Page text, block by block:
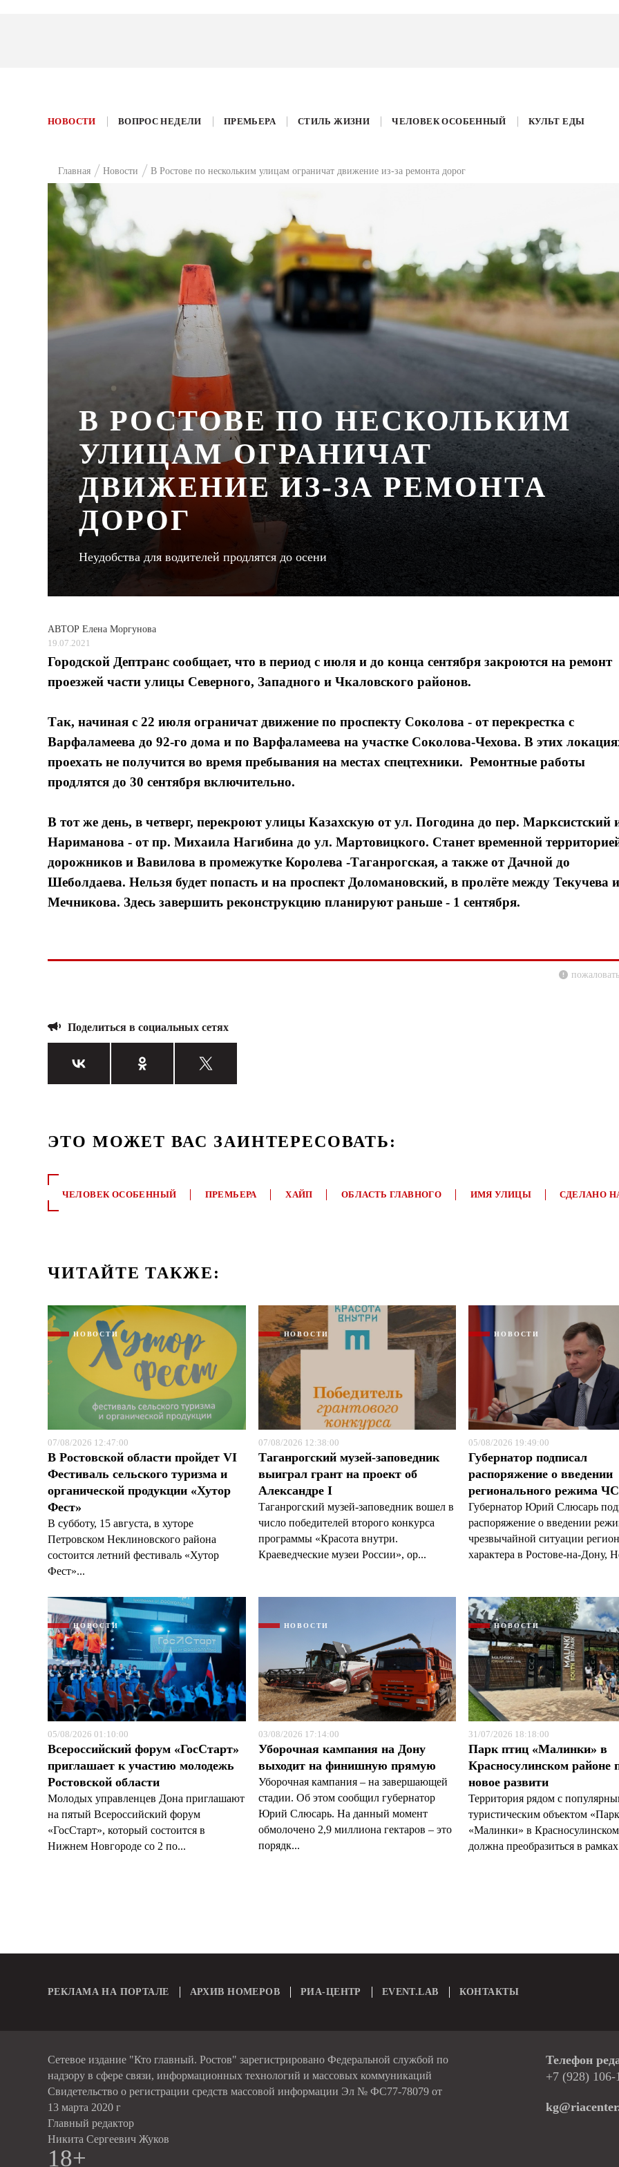
НОВОСТИ ВОПРОС НЕДЕЛИ ПРЕМЬЕРА СТИЛЬ ЖИЗНИ ЧЕЛОВЕК ОСОБЕННЫЙ КУЛЬТ ЕДЫ
Главная Новости В Ростове по нескольким улицам ограничат движение из-за ремонта дорог
В РОСТОВЕ ПО НЕСКОЛЬКИМ
УЛИЦАМ ОГРАНИЧАТ
ДВИЖЕНИЕ ИЗ-ЗА РЕМОНТА
ДОРОГ
Неудобства для водителей продлятся до осени
АВТОР Елена Моргунова
19.07.2021
Городской Дептранс сообщает, что в период с июля и до конца сентября закроются на ремонт
проезжей части улицы Северного, Западного и Чкаловского районов.
Так, начиная с 22 июля ограничат движение по проспекту Соколова - от перекрестка с
Варфаламеева до 92-го дома и по Варфаламеева на участке Соколова-Чехова. В этих
проехать не получится во время пребывания на местах спецтехники. Ремонтные работы
продлятся до 30 сентября включительно.
В тот же день, в четверг, перекроют улицы Казахскую от ул. Погодина до пер. Марксистский
Нариманова - от пр. Михаила Нагибина до ул. Мартовицкого. Станет временной
дорожников и Вавилова в промежутке Королева -Таганрогская, а также от Дачной до
Шеболдаева. Нельзя будет попасть и на проспект Доломановский, в пролёте между Текучева и
Мечникова. Здесь завершить реконструкцию планируют раньше - 1 сентября.
Поделиться в социальных сетях
ЭТО МОЖЕТ ВАС ЗАИНТЕРЕСОВАТЬ:
ЧЕЛОВЕК ОСОБЕННЫЙ ПРЕМЬЕРА ХАЙП ОБЛАСТЬ ГЛАВНОГО ИМЯ УЛИЦЫ СДЕЛАНО
ЧИТАЙТЕ ТАКЖЕ:
НОВОСТИ
07/08/2026 12:47:00
В Ростовской области пройдет VI
Фестиваль сельского туризма и
органической продукции «Хутор
Фест»
В субботу, 15 августа, в хуторе
Петровском Неклиновского района
состоится летний фестиваль «Хутор
Фест»...
НОВОСТИ
07/08/2026 12:38:00
Таганрогский музей-заповедник
выиграл грант на проект об
Александре I
Таганрогский музей-заповедник вошел в
число победителей второго конкурса
программы «Красота внутри.
Краеведческие музеи России», ор...
НОВОСТИ
05/08/2026 19:49:00
Губернатор подписал
распоряжение о введении
регионального режима ЧС
Губернатор Юрий Слюсарь
распоряжение о введении
чрезвычайной ситуации
характера в Ростове-на-Дону,
НОВОСТИ
05/08/2026 01:10:00
Всероссийский форум «ГосСтарт»
приглашает к участию молодежь
Ростовской области
Молодых управленцев Дона приглашают
на пятый Всероссийский форум
«ГосСтарт», который состоится в
Нижнем Новгороде со 2 по...
НОВОСТИ
03/08/2026 17:14:00
Уборочная кампания на Дону
выходит на финишную прямую
Уборочная кампания – на завершающей
стадии. Об этом сообщил губернатор
Юрий Слюсарь. На данный момент
обмолочено 2,9 миллиона гектаров – это
порядк...
НОВОСТИ
31/07/2026 18:18:00
Парк птиц «Малинки» в
Красносулинском районе
новое развити
Территория рядом с
туристическим объектом
«Малинки» в
должна преобразиться в
Я согласен сполитикой конфиденциальности и защиты
РЕКЛАМА НА ПОРТАЛЕ АРХИВ НОМЕРОВ РИА-ЦЕНТР EVENT.LAB КОНТАКТЫ
Сетевое издание "Кто главный. Ростов" зарегистрировано Федеральной службой по
надзору в сфере связи, информационных технологий и массовых коммуникаций
Свидетельство о регистрации средств массовой информации Эл № ФС77-78079 от
13 марта 2020 г
Главный редактор
Никита Сергеевич Жуков
18+
Телефон
+7 (928) 106-
Я согласен сполитикой конфиденциальности и защиты